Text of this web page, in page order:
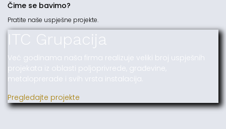
Čime se bavimo?
Pratite naše uspješne projekte.
ITC Grupacija
Već godinama naša firma realizuje veliki broj uspješnih
projekata iz oblasti poljoprivrede, građevine,
metaloprerade i svih vrsta instalacija.
Pregledajte projekte